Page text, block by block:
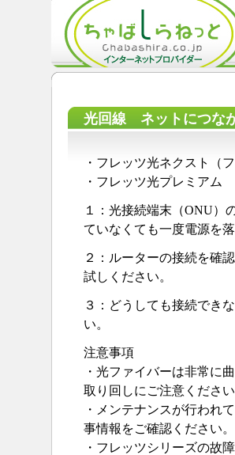
光回線 ネットにつな
・フレッツ光ネクスト（
・フレッツ光プレミアム
１：光接続端末（ONU）
ていなくても一度電源を
２：ルーターの接続を確
試しください。
３：どうしても接続でき
い。
注意事項
・光ファイバーは非常に
取り回しにご注意ください
・メンテナンスが行われ
事情報をご確認ください。
・フレッツシリーズの故